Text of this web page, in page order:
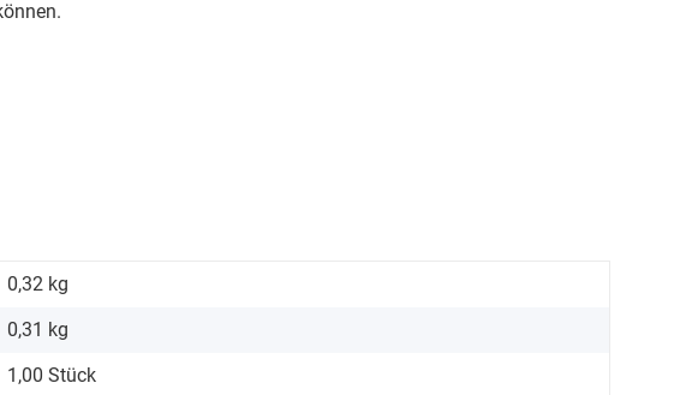
0,32 kg
0,31 kg
1,00 Stück